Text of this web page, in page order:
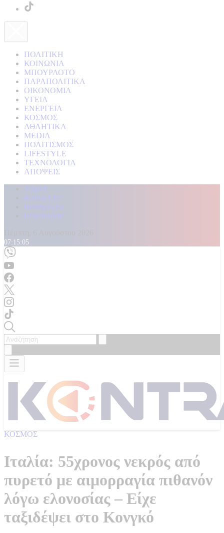
ΠΟΛΙΤΙΚΗ
ΚΟΙΝΩΝΙΑ
ΜΠΟΥΡΛΟΤΟ
ΠΑΡΑΠΟΛΙΤΙΚΑ
ΟΙΚΟΝΟΜΙΑ
ΥΓΕΙΑ
ΕΝΕΡΓΕΙΑ
ΚΟΣΜΟΣ
ΑΘΛΗΤΙΚΑ
MEDIA
ΠΟΛΙΤΙΣΜΟΣ
LIFESTYLE
ΤΕΧΝΟΛΟΓΙΑ
ΑΠΟΨΕΙΣ
Αρχική
Kontra Live
Καταγγελίες
Επικοινωνία
07:15:07
ΚΟΣΜΟΣ
Ιταλία: 55χρονος νεκρός από
πυρετό με αιμορραγία πιθανόν
λόγω ελονοσίας – Είχε
ταξιδέψει στο Κονγκό